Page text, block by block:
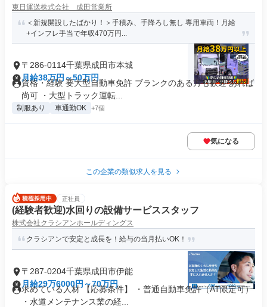
東日運送株式会社 成田営業所
＜新規開設したばかり！＞手積み、手降ろし無し 専用車両！月給
+インフレ手当で年収470万円...
〒286-0114千葉県成田市本城
月給38万円～50万円
資格・経験 要大型自動車免許 ブランクのある方も歓迎 あれば
尚可 ・大型トラック運転...
制服あり 車通勤OK +7個
気になる
この企業の類似求人を見る
正社員
(経験者歓迎)水回りの設備サービススタッフ
株式会社クラシアンホールディングス
クラシアンで安定と成長を！給与の当月払いOK！
〒287-0204千葉県成田市伊能
月給29万6000円～70万円
求めている人材 【応募条件】 ・普通自動車免許（AT限定可）
・水道メンテナンス業の経...